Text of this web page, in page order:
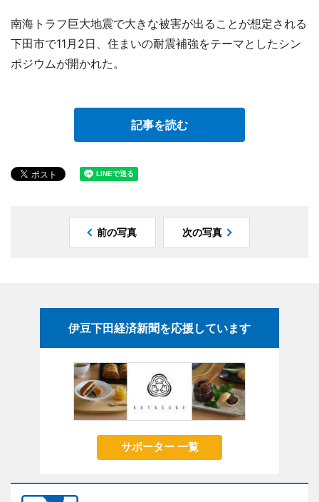
南海トラフ巨大地震で大きな被害が出ることが想定される
下田市で11月2日、住まいの耐震補強をテーマとしたシン
ポジウムが開かれた。
記事を読む
前の写真 次の写真
伊豆下田経済新聞を応援しています
サポーター 一覧